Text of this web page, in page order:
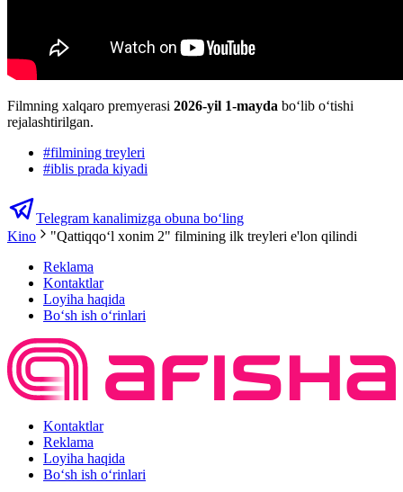
Filmning xalqaro premyerasi 2026-yil 1-mayda boʻlib oʻtishi
rejalashtirilgan.
#filmining treyleri
#iblis prada kiyadi
Telegram kanalimizga obuna bo‘ling
Kino
"Qattiqqoʻl xonim 2" filmining ilk treyleri e'lon qilindi
Reklama
Kontaktlar
Loyiha haqida
Bo‘sh ish o‘rinlari
Kontaktlar
Reklama
Loyiha haqida
Bo‘sh ish o‘rinlari